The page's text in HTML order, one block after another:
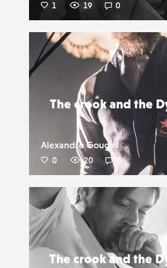
1 19 0
The crook and the
Alexandre Gouget
0 20 0
The crook and the